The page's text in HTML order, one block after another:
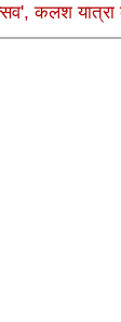
कलश यात्रा के